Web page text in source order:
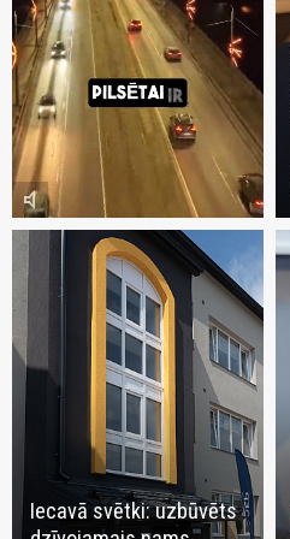
volume_mute
Iecavā svētki: uzbūvēts